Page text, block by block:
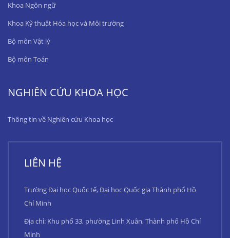
Khoa Ngôn ngữ
Khoa Kỹ thuật Hóa học và Môi trường
Bộ môn Vật lý
Bộ môn Toán
NGHIÊN CỨU KHOA HỌC
Thông tin về Nghiên cứu Khoa học
LIÊN HỆ
Trường Đại học Quốc tế, Đại học Quốc gia Thành phố Hồ
Chí Minh
Địa chỉ: Khu phố 33, phường Linh Xuân, Thành phố Hồ Chí
Minh